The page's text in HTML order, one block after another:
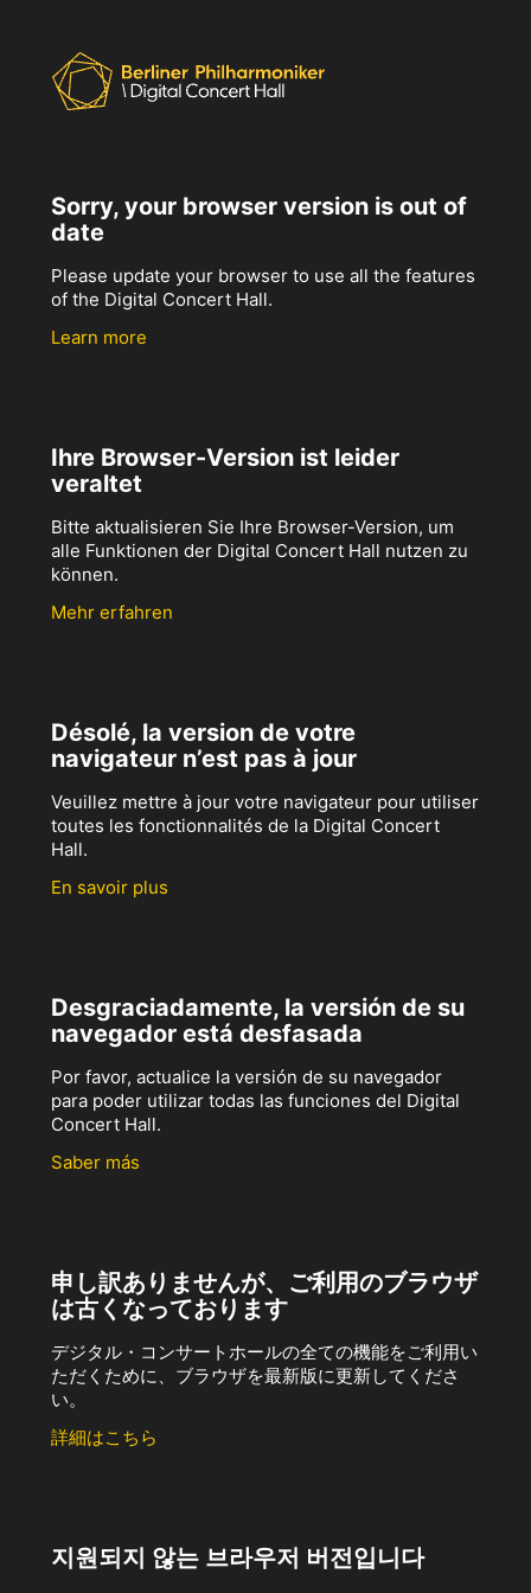
Sorry, your browser version is out of
date
Please update your browser to use all the features
of the Digital Concert Hall.
Learn more
Ihre Browser-Version ist leider
veraltet
Bitte aktualisieren Sie Ihre Browser-Version, um
alle Funktionen der Digital Concert Hall nutzen zu
können.
Mehr erfahren
Désolé, la version de votre
navigateur n’est pas à jour
Veuillez mettre à jour votre navigateur pour utiliser
toutes les fonctionnalités de la Digital Concert
Hall.
En savoir plus
Desgraciadamente, la versión de su
navegador está desfasada
Por favor, actualice la versión de su navegador
para poder utilizar todas las funciones del Digital
Concert Hall.
Saber más
申し訳ありませんが、ご利用のブラウザ
は古くなっております
デジタル・コンサートホールの全ての機能をご利用い
ただくために、ブラウザを最新版に更新してくださ
い。
詳細はこちら
지원되지 않는 브라우저 버전입니다